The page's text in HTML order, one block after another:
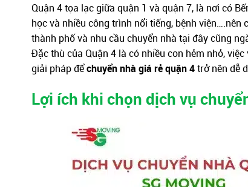
Quận 4 tọa lạc giữa quận 1 và quận 7, là nơi có
học và nhiều công trình nổi tiếng, bệnh
thành phố và nhu cầu chuyển nhà tại đây cũng
Đặc thù của Quận 4 là có nhiều con hẻm nhỏ,
giải pháp đểchuyển nhà giá rẻ quận 4trở nên dễ
Lợi ích khi chọn dịch vụ